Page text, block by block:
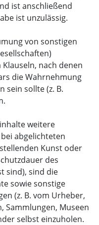
ist anschließend
ist unzulässig.
von sonstigen
nach denen
die Wahrnehmung
sein sollte (z. B.
weitere
abgelichteten
Kunst oder
des
sind), sind die
sowie sonstige
(z. B. vom Urheber,
Sammlungen, Museen
selbst einzuholen.